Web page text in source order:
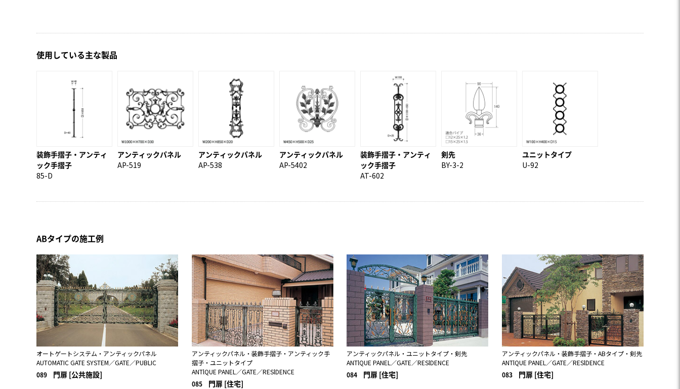
使用している主な製品
装飾手摺子・アンティ
ック手摺子
85-D
アンティックパネル
AP-519
アンティックパネル
AP-538
アンティックパネル
AP-5402
装飾手摺子・アンティ
ック手摺子
AT-602
剣先
BY-3-2
ユニットタイプ
U-92
ABタイプの施工例
オートゲートシステム・アンティックパネル
AUTOMATIC GATE SYSTEM／GATE／PUBLIC
089 門扉 [公共施設]
アンティックパネル・装飾手摺子・アンティック手
摺子・ユニットタイプ
ANTlQUE PANEL／GATE／RESlDENCE
085 門扉 [住宅]
アンティックパネル・ユニットタイプ・剣先
ANTlQUE PANEL／GATE／RESlDENCE
084 門扉 [住宅]
アンティックパネル・装飾手摺子・ABタイプ・剣先
ANTlQUE PANEL／GATE／RESlDENCE
083 門扉 [住宅]